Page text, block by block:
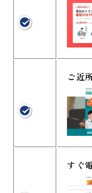
ご近
すぐ